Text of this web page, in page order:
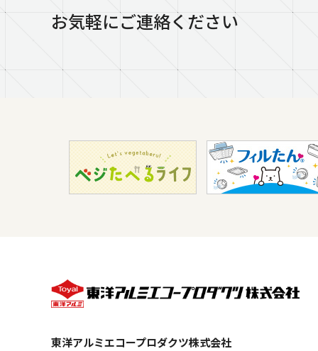
お気軽にご連絡ください
東洋アルミエコープロダクツ株式会社